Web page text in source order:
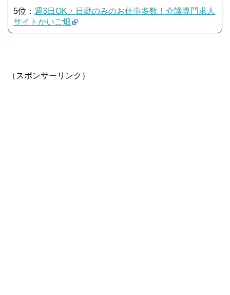
5位： 週3日OK・日勤のみのお仕事多数！介護専門求人
サイトかいご畑
（スポンサーリンク）